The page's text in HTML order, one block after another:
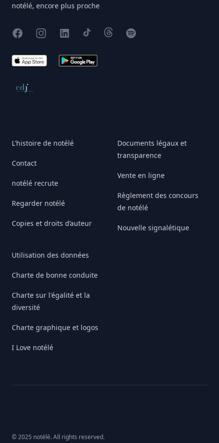
notélé, encore plus proche
FacebookInstagram
X TikTokThreadsSpotify
App Store Google Play
Conseil de déontologie journalistique
L'histoire de notélé
Contact
notélé recrute
Regarder notélé
Copies et droits d’auteur
Utilisation des données
Charte de bonne conduite
Charte sur l'égalité et la
diversité
Charte graphique et logos
I Love notélé
Documents légaux et
transparence
Vente en ligne
Règlement des concours
de notélé
Nouvelle signalétique
© 2025 notélé. All rights reserved.